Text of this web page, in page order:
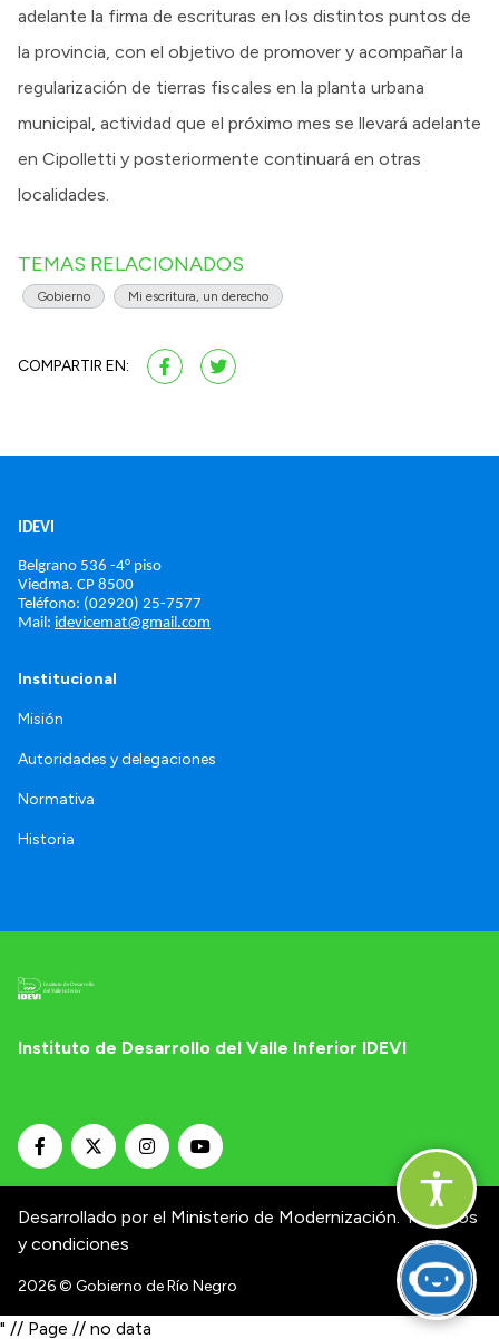
adelante la firma de escrituras en los distintos puntos de
la provincia, con el objetivo de promover y acompañar la
regularización de tierras fiscales en la planta urbana
municipal, actividad que el próximo mes se llevará adelante
en Cipolletti y posteriormente continuará en otras
localidades.
TEMAS RELACIONADOS
Gobierno Mi escritura, un derecho
COMPARTIR EN:
IDEVI
Belgrano 536 -4° piso
Viedma. CP 8500
Teléfono: (02920) 25-7577
Mail: idevicemat@gmail.com
Institucional
Misión
Autoridades y delegaciones
Normativa
Historia
Instituto de Desarrollo del Valle Inferior IDEVI
Desarrollado por el Ministerio de Modernización. Términos
y condiciones
2026© Gobierno de Río Negro
" // Page // no data